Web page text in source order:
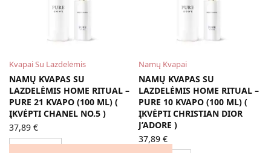
Kvapai Su Lazdelėmis
NAMŲ KVAPAS SU
LAZDELĖMIS HOME RITUAL –
PURE 21 KVAPO (100 ML) (
ĮKVĖPTI CHANEL NO.5 )
37,89 €
Namų Kvapai
NAMŲ KVAPAS SU
LAZDELĖMIS HOME RITUAL –
PURE 10 KVAPO (100 ML) (
ĮKVĖPTI CHRISTIAN DIOR
J’ADORE )
37,89 €